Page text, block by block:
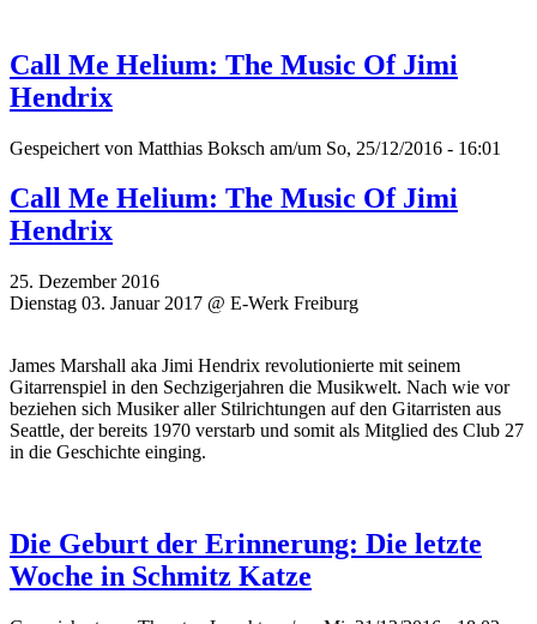
Call Me Helium: The Music Of Jimi
Hendrix
Gespeichert von Matthias Boksch am/um So, 25/12/2016 - 16:01
Call Me Helium: The Music Of Jimi
Hendrix
25. Dezember 2016
Dienstag 03. Januar 2017 @ E-Werk Freiburg
James Marshall aka Jimi Hendrix revolutionierte mit seinem
Gitarrenspiel in den Sechzigerjahren die Musikwelt. Nach wie vor
beziehen sich Musiker aller Stilrichtungen auf den Gitarristen aus
Seattle, der bereits 1970 verstarb und somit als Mitglied des Club 27
in die Geschichte einging.
Die Geburt der Erinnerung: Die letzte
Woche in Schmitz Katze